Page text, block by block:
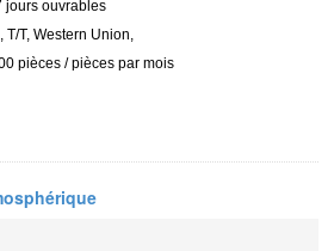
jours ouvrables
T/T, Western Union,
pièces / pièces par mois